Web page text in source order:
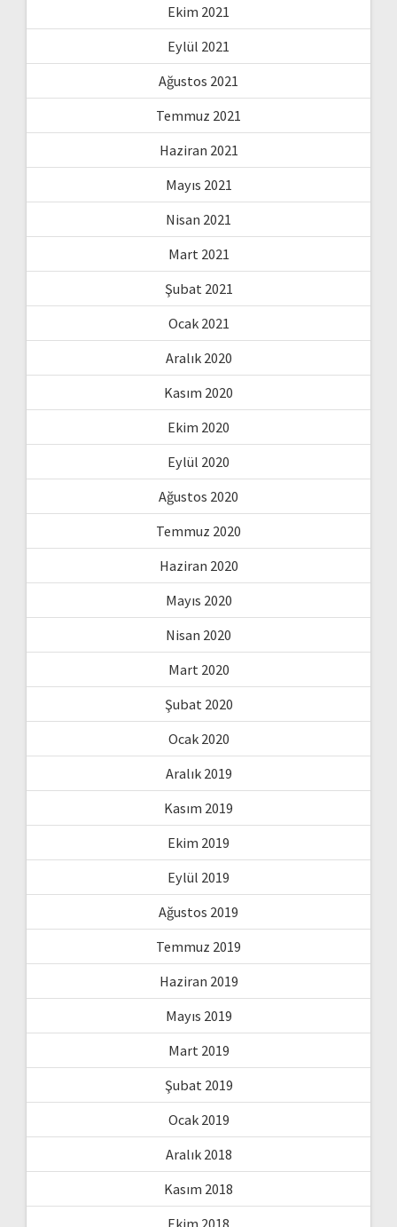
Ekim 2021
Eylül 2021
Ağustos 2021
Temmuz 2021
Haziran 2021
Mayıs 2021
Nisan 2021
Mart 2021
Şubat 2021
Ocak 2021
Aralık 2020
Kasım 2020
Ekim 2020
Eylül 2020
Ağustos 2020
Temmuz 2020
Haziran 2020
Mayıs 2020
Nisan 2020
Mart 2020
Şubat 2020
Ocak 2020
Aralık 2019
Kasım 2019
Ekim 2019
Eylül 2019
Ağustos 2019
Temmuz 2019
Haziran 2019
Mayıs 2019
Mart 2019
Şubat 2019
Ocak 2019
Aralık 2018
Kasım 2018
Ekim 2018